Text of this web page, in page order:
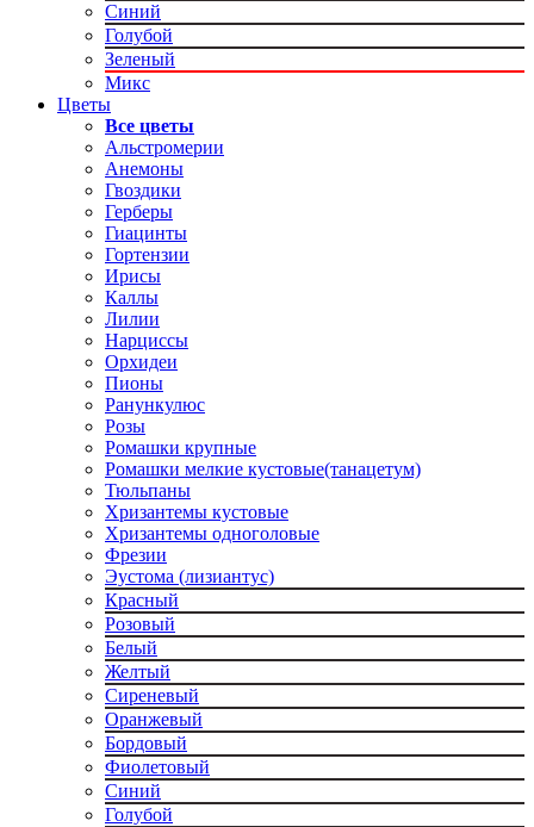
Синий
Голубой
Зеленый
Микс
Цветы
Все цветы
Альстромерии
Анемоны
Гвоздики
Герберы
Гиацинты
Гортензии
Ирисы
Каллы
Лилии
Нарциссы
Орхидеи
Пионы
Ранункулюс
Розы
Ромашки крупные
Ромашки мелкие кустовые(танацетум)
Тюльпаны
Хризантемы кустовые
Хризантемы одноголовые
Фрезии
Эустома (лизиантус)
Красный
Розовый
Белый
Желтый
Сиреневый
Оранжевый
Бордовый
Фиолетовый
Синий
Голубой